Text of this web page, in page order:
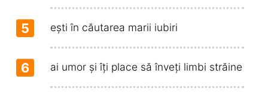
5 ești în căutarea marii iubiri
6 ai umor și îți place să înveți limbi străine